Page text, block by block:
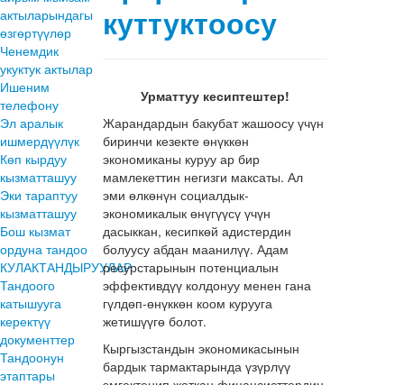
актыларындагы
өзгөртүүлөр
Ченемдик
укуктук актылар
Ишеним
телефону
Эл аралык
ишмердүүлүк
Көп кырдуу
кызматташуу
Эки тараптуу
кызматташуу
Бош кызмат
ордуна тандоо
КУЛАКТАНДЫРУУЛАР
Тандоого
катышууга
керектүү
документтер
Тандоонун
этаптары
куттуктоосу
Урматтуу кесиптештер!
Жарандардын бакубат жашоосу үчүн
биринчи кезекте өнүккөн
экономиканы куруу ар бир
мамлекеттин негизги максаты. Ал
эми өлкөнүн социалдык-
экономикалык өнүгүүсү үчүн
дасыккан, кесипкөй адистердин
болуусу абдан маанилүү. Адам
ресурстарынын потенциалын
эффективдүү колдонуу менен гана
гүлдөп-өнүккөн коом курууга
жетишүүгө болот.
Кыргызстандын экономикасынын
бардык тармактарында үзүрлүү